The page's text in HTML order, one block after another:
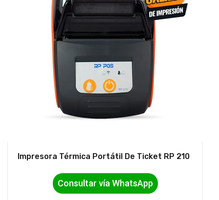
Impresora Térmica Portátil De Ticket RP 210
Consultar vía WhatsApp